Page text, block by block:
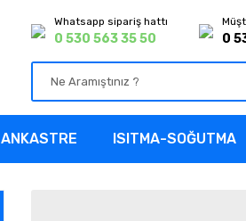
Whatsapp sipariş hattı
0 530 563 35 50 0
ANKASTRE ISITMA-SOĞUTMA